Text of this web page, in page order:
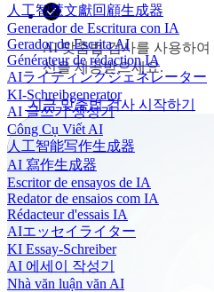
人工智慧文獻回顧生成器
Generador de Escritura con IA
Gerador de Escrita AI
Générateur de rédaction IA
AIライティングジェネレーター
KI-Schreibgenerator
AI 글쓰기 생성기
Công Cụ Viết AI
人工智能写作生成器
AI 寫作生成器
Escritor de ensayos de IA
Redator de ensaios com IA
Rédacteur d'essais IA
AIエッセイライター
KI Essay-Schreiber
AI 에세이 작성기
Nhà văn luận văn AI
AI 맞춤법 검사를 사용하여
선을 제공받으세요.
지금 맞춤법 검사 시작하기